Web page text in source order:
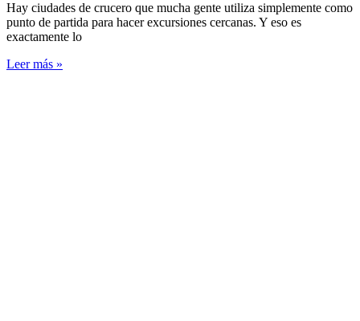
Hay ciudades de crucero que mucha gente utiliza simplemente como
punto de partida para hacer excursiones cercanas. Y eso es
exactamente lo
Leer más »